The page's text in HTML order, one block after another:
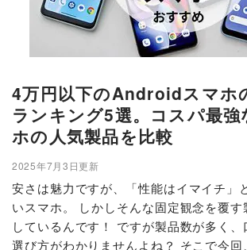
4万円以下のAndroidスマホ
ランキング5選。コスパ最強
ホの人気製品を比較
2025年7月3日更新
安さは魅力ですが、「性能はイマイチ」
いスマホ。 しかしそんな固定観念を覆
しているんです！ ですが製品数が多く
選び方がわかりませんよね？ そこで今